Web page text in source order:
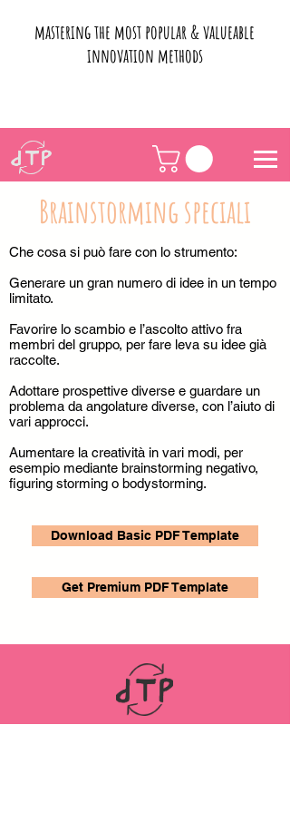
mastering the most popular & valueable
innovation methods
Brainstorming speciali
Che cosa si può fare con lo strumento:
Generare un gran numero di idee in un tempo
limitato.
Favorire lo scambio e l’ascolto attivo fra
membri del gruppo, per fare leva su idee già
raccolte.
Adottare prospettive diverse e guardare un
problema da angolature diverse, con l’aiuto di
vari approcci.
Aumentare la creatività in vari modi, per
esempio mediante brainstorming negativo,
figuring storming o bodystorming.
Download Basic PDF Template
Get Premium PDF Template